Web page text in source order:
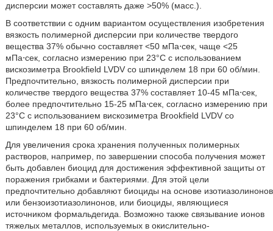
дисперсии может составлять даже >50% (масс.).
В соответствии с одним вариантом осуществления изобретения
вязкость полимерной дисперсии при количестве твердого
вещества 37% обычно составляет <50 мПа⋅сек, чаще <25
мПа⋅сек, согласно измерению при 23°C с использованием
вискозиметра Brookfield LVDV со шпинделем 18 при 60 об/мин.
Предпочтительно, вязкость полимерной дисперсии при
количестве твердого вещества 37% составляет 10-45 мПа⋅сек,
более предпочтительно 15-25 мПа⋅сек, согласно измерению при
23°C с использованием вискозиметра Brookfield LVDV со
шпинделем 18 при 60 об/мин.
Для увеличения срока хранения полученных полимерных
растворов, например, по завершении способа получения может
быть добавлен биоцид для достижения эффективной защиты от
поражения грибками и бактериями. Для этой цели
предпочтительно добавляют биоциды на основе изотиазолинонов
или бензоизотиазолинонов, или биоциды, являющиеся
источником формальдегида. Возможно также связывание ионов
тяжелых металлов, используемых в окислительно-